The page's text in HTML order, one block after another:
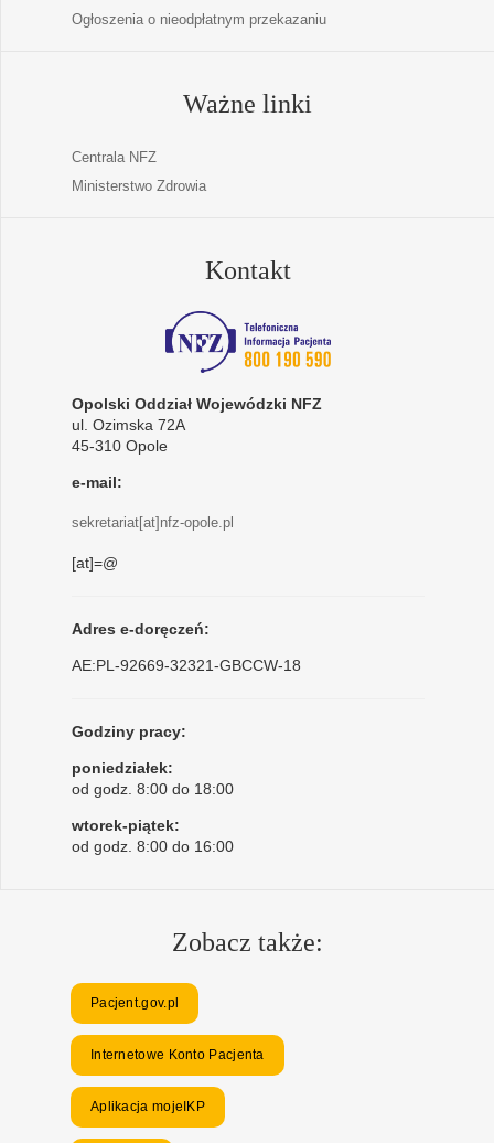
Ogłoszenia o nieodpłatnym przekazaniu
Ważne linki
Centrala NFZ
Ministerstwo Zdrowia
Kontakt
Opolski Oddział Wojewódzki NFZ
ul. Ozimska 72A
45-310 Opole
e-mail:
sekretariat[at]nfz-opole.pl
[at]=@
Adres e-doręczeń:
AE:PL-92669-32321-GBCCW-18
Godziny pracy:
poniedziałek:
od godz. 8:00 do 18:00
wtorek-piątek:
od godz. 8:00 do 16:00
Zobacz także:
Pacjent.gov.pl
Internetowe Konto Pacjenta
Aplikacja mojeIKP